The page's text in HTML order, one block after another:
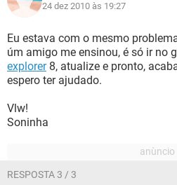
24 dez 2010 às 19:27
Eu estava com o mesmo
úm amigo me ensinou, é só ir no
explorer8, atualize e pronto,
espero ter ajudado.
Vlw!
Soninha
RESPOSTA 3 / 3